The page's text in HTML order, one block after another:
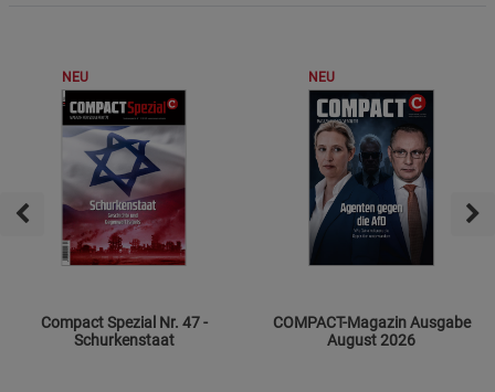
NEU
Compact Spezial Nr. 47 -
Schurkenstaat
NEU
COMPACT-Magazin Ausgabe
August 2026